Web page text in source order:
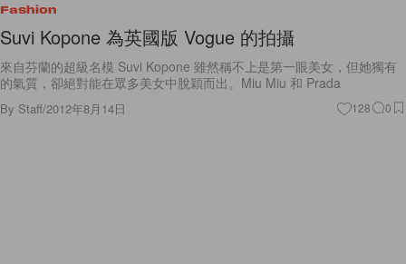
Fashion
Suvi Kopone 為英國版 Vogue 的拍攝
來自芬蘭的超級名模 Suvi Kopone 雖然稱不上是第一眼美女，但她獨有
的氣質，卻絕對能在眾多美女中脫穎而出。Miu Miu 和 Prada
By Staff/2012年8月14日 128 0